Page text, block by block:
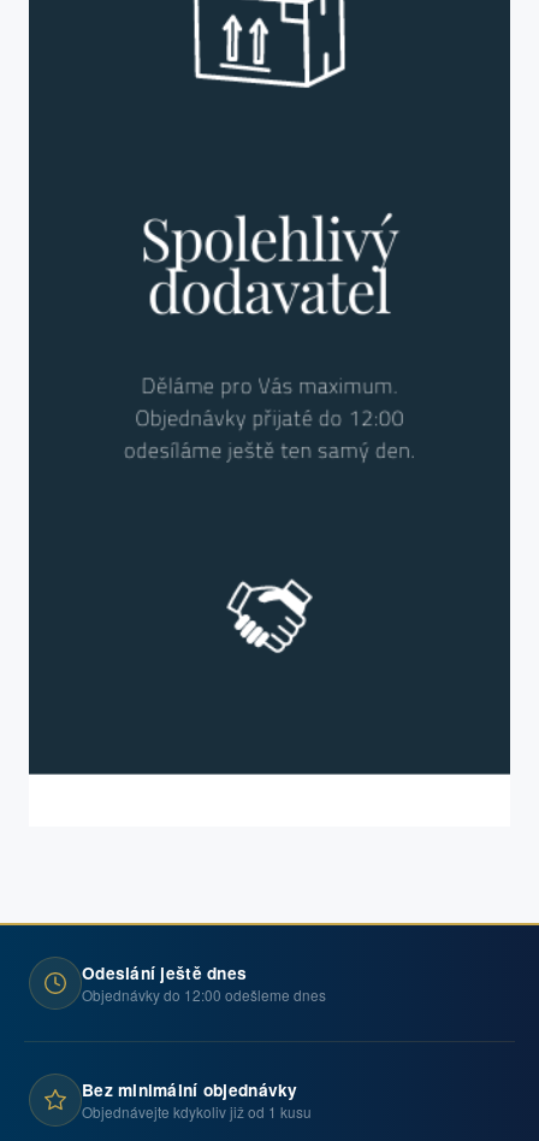
Odeslání ještě dnes
Objednávky do 12:00 odešleme dnes
Bez minimální objednávky
Objednávejte kdykoliv již od 1 kusu